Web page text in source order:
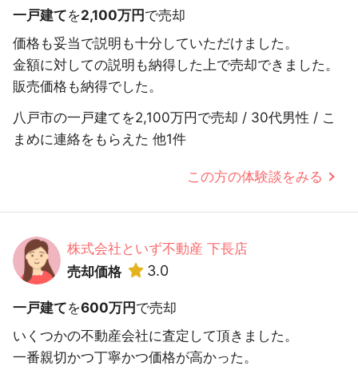
一戸建てを2,100万円で売却
価格も妥当で説明も十分していただけました。
金額に対しての説明も納得した上で売却できました。
販売価格も納得でした。
八戸市の一戸建てを2,100万円で売却 / 30代男性 / こ
まめに連絡をもらえた 他1件
この方の体験談をみる
株式会社といず不動産 下長店
売却価格
3.0
一戸建てを600万円 で売却
いくつかの不動産会社に査定して頂きました。
一番親切かつ丁寧かつ価格が高かった。